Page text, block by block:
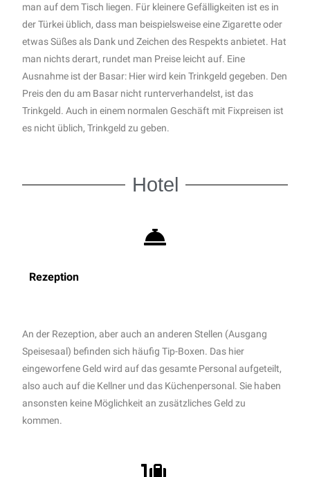
man auf dem Tisch liegen. Für kleinere Gefälligkeiten ist es in
der Türkei üblich, dass man beispielsweise eine Zigarette oder
etwas Süßes als Dank und Zeichen des Respekts anbietet. Hat
man nichts derart, rundet man Preise leicht auf. Eine
Ausnahme ist der Basar: Hier wird kein Trinkgeld gegeben. Den
Preis den du am Basar nicht runterverhandelst, ist das
Trinkgeld. Auch in einem normalen Geschäft mit Fixpreisen ist
es nicht üblich, Trinkgeld zu geben.
Hotel
Rezeption
An der Rezeption, aber auch an anderen Stellen (Ausgang
Speisesaal) befinden sich häufig Tip-Boxen. Das hier
eingeworfene Geld wird auf das gesamte Personal aufgeteilt,
also auch auf die Kellner und das Küchenpersonal.Sie haben
ansonsten keine Möglichkeit an zusätzliches Geld zu
kommen.